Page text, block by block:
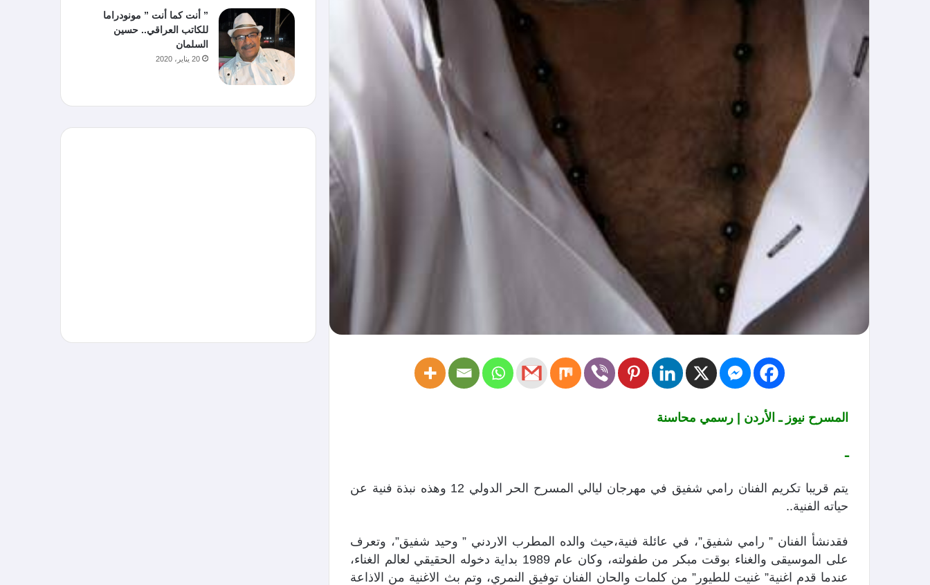
المسرح نيوز ـ الأردن | رسمي محاسنة
ـ
يتم قريبا تكريم الفنان رامي شفيق في مهرجان ليالي المسرح الحر الدولي 12 وهذه نبذة فنية عن
حياته الفنية..
فقدنشأ الفنان ” رامي شفيق”، في عائلة فنية،حيث والده المطرب الاردني ” وحيد شفيق”، وتعرف
على الموسيقى والغناء بوقت مبكر من طفولته، وكان عام 1989 بداية دخوله الحقيقي لعالم الغناء،
عندما قدم اغنية” غنيت للطيور” من كلمات والحان الفنان توفيق النمري، وتم بث الاغنية من الاذاعة
” أنت كما أنت ” مونودراما
للكاتب العراقي.. حسين
السلمان
20 يناير، 2020